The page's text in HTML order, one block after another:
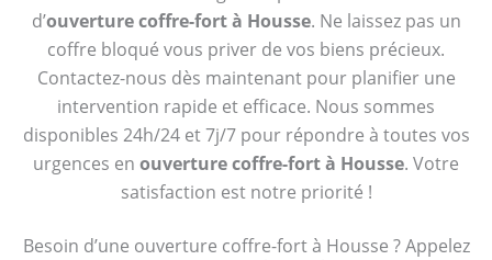
d’ouverture coffre-fort à Housse. Ne laissez pas un
coffre bloqué vous priver de vos biens précieux.
Contactez-nous dès maintenant pour planifier une
intervention rapide et efficace. Nous sommes
disponibles 24h/24 et 7j/7 pour répondre à toutes vos
urgences en ouverture coffre-fort à Housse. Votre
satisfaction est notre priorité !
Besoin d’une ouverture coffre-fort à Housse ? Appelez